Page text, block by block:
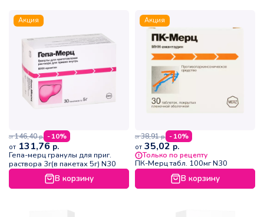
Акция
от 146,40р. - 10%
от 131,76 р.
Гепа-мерц гранулы для приг.
раствора 3г(в пакетах 5г) N30
В корзину
Акция
от 38,91р. - 10%
от 35,02 р.
Только по рецепту
ПК-Мерц табл. 100мг N30
В корзину